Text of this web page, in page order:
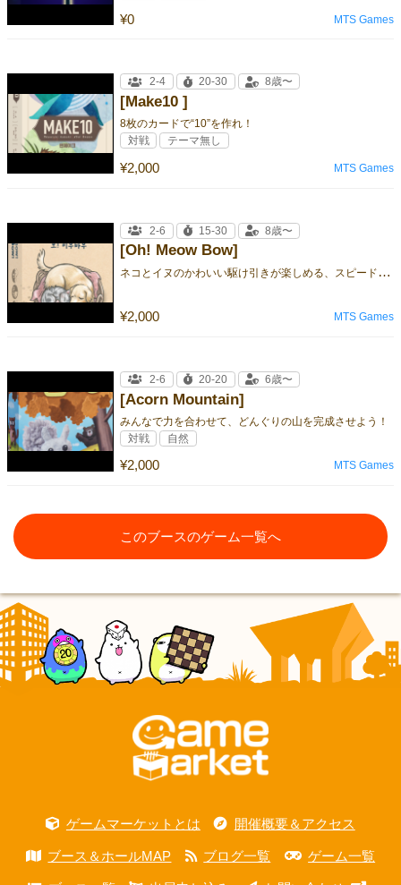
¥0 MTS Games
[Make10 ]
8枚のカードで“10”を作れ！
¥2,000
2-4 20-30 8歳〜
対戦 テーマ無し
MTS Games
[Oh! Meow Bow]
ネ
コとイヌのかわいい駆け引きが楽しめる、スピード勝負のカードゲーム
¥2,000
2-6 15-30 8歳〜
MTS Games
[Acorn Mountain]
みんなで力を合わせて、どんぐりの山を完成させよう！
¥2,000
2-6 20-20 6歳〜
対戦 自然
MTS Games
このブースのゲーム一覧へ
ゲームマーケットとは 開催概要＆アクセス
ブース＆ホールMAP ブログ一覧 ゲーム一覧